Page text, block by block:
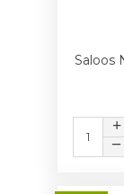
Saloos